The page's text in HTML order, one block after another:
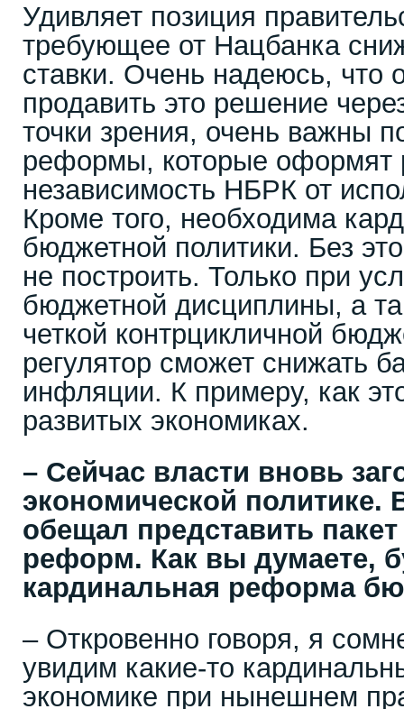
Удивляет позиция
требующее от Нацбанка
ставки. Очень надеюсь, что
продавить это решение
точки зрения, очень важны
реформы, которые оформят
независимость НБРК от
Кроме того, необходима
бюджетной политики. Без
не построить. Только при
бюджетной дисциплины, а
четкой контрцикличной
регулятор сможет снижать
инфляции. К примеру, как
развитых экономиках.
– Сейчас власти вновь
экономической
обещал представить
реформ. Как вы думаете,
кардинальная реформа
– Откровенно говоря, я
увидим какие-то
экономике при нынешнем